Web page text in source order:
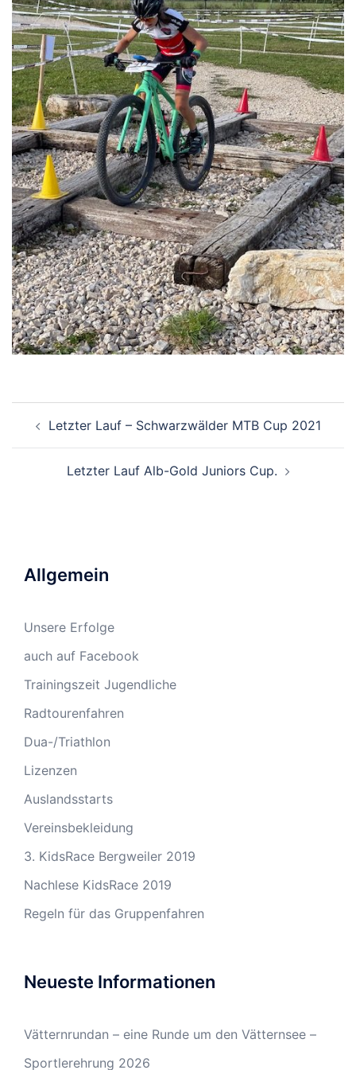
Letzter Lauf – Schwarzwälder MTB Cup 2021
Letzter Lauf Alb-Gold Juniors Cup.
Allgemein
Unsere Erfolge
auch auf Facebook
Trainingszeit Jugendliche
Radtourenfahren
Dua-/Triathlon
Lizenzen
Auslandsstarts
Vereinsbekleidung
3. KidsRace Bergweiler 2019
Nachlese KidsRace 2019
Regeln für das Gruppenfahren
Neueste Informationen
Vätternrundan – eine Runde um den Vätternsee –
Sportlerehrung 2026